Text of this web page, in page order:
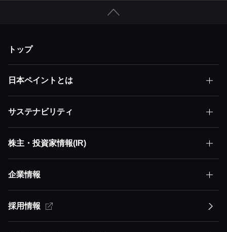
トップ
日本ペイントとは
日本ペイントとはトップ
株主価値最大化（MSV）
アセット・アセンブラー
競争優位性
サステナビリティ
サステナビリティトップ
サステナビリティ方針
サステナビリティ方針トップ
イノベーション
株主・投資家情報(IR)
株主・投資家情報(IR)トップ
経営方針
企業情報
企業情報トップ
採用情報